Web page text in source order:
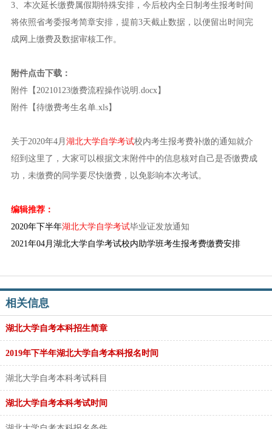
3、本次延长缴费属假期特殊安排，今后校内全日制考生报考时间
将依照省考委报考简章安排，提前3天截止数据，以便留出时间完
成网上缴费及数据审核工作。
附件点击下载：
附件【20210123缴费流程操作说明.docx】
附件【待缴费考生名单.xls】
关于2020年4月 湖北大学自学考试校内考生报考费补缴的通知就介
绍到这里了，大家可以根据文末附件中的信息核对自己是否缴费成
功，未缴费的同学要尽快缴费，以免影响本次考试。
编辑推荐：
2020年下半年湖北大学自学考试毕业证发放通知
2021年04月湖北大学自学考试校内助学班考生报考费缴费安排
相关信息
湖北大学自考本科招生简章
2019年下半年湖北大学自考本科报名时间
湖北大学自考本科考试科目
湖北大学自考本科考试时间